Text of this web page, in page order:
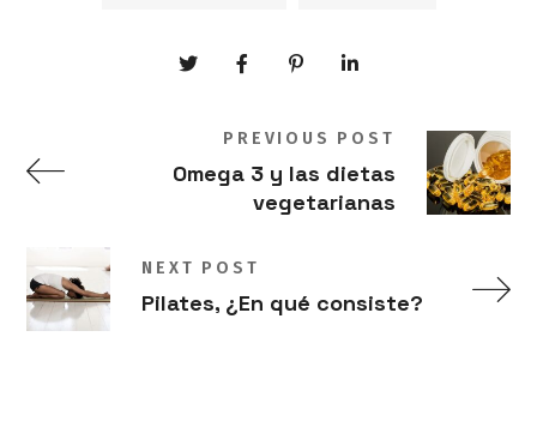
PREVIOUS POST
Omega 3 y las dietas
vegetarianas
NEXT POST
Pilates, ¿En qué consiste?